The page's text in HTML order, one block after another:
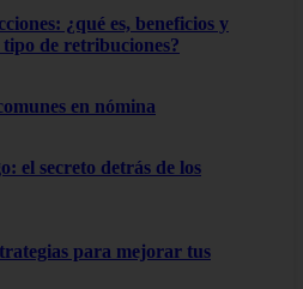
¿qué es, beneficios y
tipo de retribuciones?
en nómina
el secreto detrás de los
para mejorar tus